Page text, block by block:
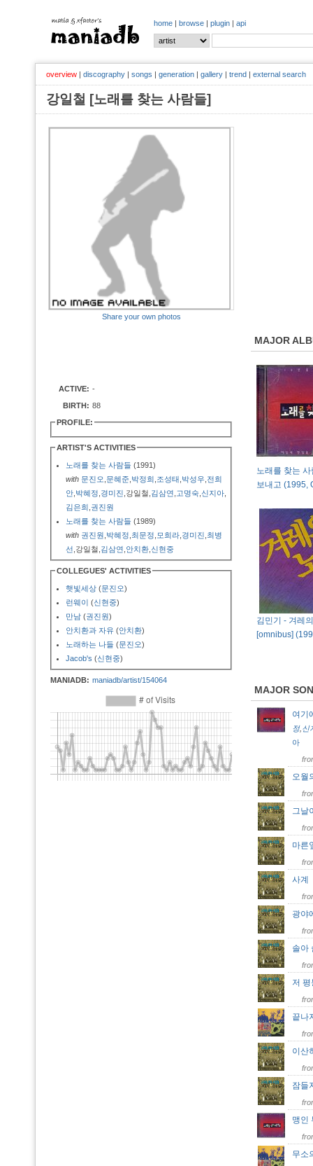
home | browse | plugin | api
overview | discography | songs | generation | gallery | trend | external search
강일철 [노래를 찾는 사람들]
Share your own photos
ACTIVE: -
BIRTH: 88
PROFILE:
ARTIST'S ACTIVITIES
노래를 찾는 사람들 (1991)
with 문진오 문혜준 박정희 조성태 박성우 전희
안 박혜정 경미진 ,강일철, 김삼연 고명숙 신지아
김은희 권진원
노래를 찾는 사람들 (1989)
with 권진원 박혜정 최문정 모희라 경미진 최병
선 ,강일철, 김삼연 안치환 신현중
COLLEGUES' ACTIVITIES
햇빛세상 (문진오)
런웨이 (신현중)
만남 (권진원)
안치환과 자유 (안치환)
노래하는 나들 (문진오)
Jacob's (신현중)
MANIADB: maniadb/artist/154064
MAJOR
노래를 찾는
보내고 (1995,
김민기 - 겨레
[omnibus]
MAJOR
여
정, 신
아
오
그
마른
사
광
솔아
저
끝나
이
잠들
맹인
무소